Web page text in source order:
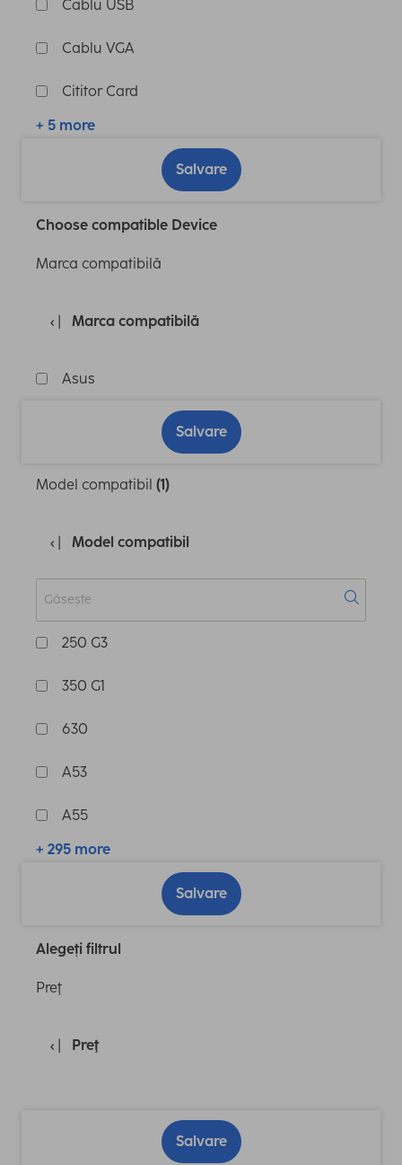
Cablu USB
Cablu VGA
Cititor Card
+ 5 more
Salvare
Choose compatible Device
Marca compatibilă
Marca compatibilă
Asus
Salvare
Model compatibil (1)
Model compatibil
250 G3
350 G1
630
A53
A55
+ 295 more
Salvare
Alegeți filtrul
Preţ
Preţ
Salvare